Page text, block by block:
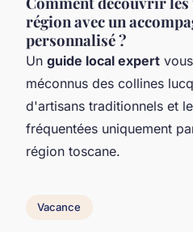
région avec un
personnalisé ?
Un guide local expert
méconnus des collines
d'artisans traditionnels et
fréquentées uniquement
région toscane.
Vacance